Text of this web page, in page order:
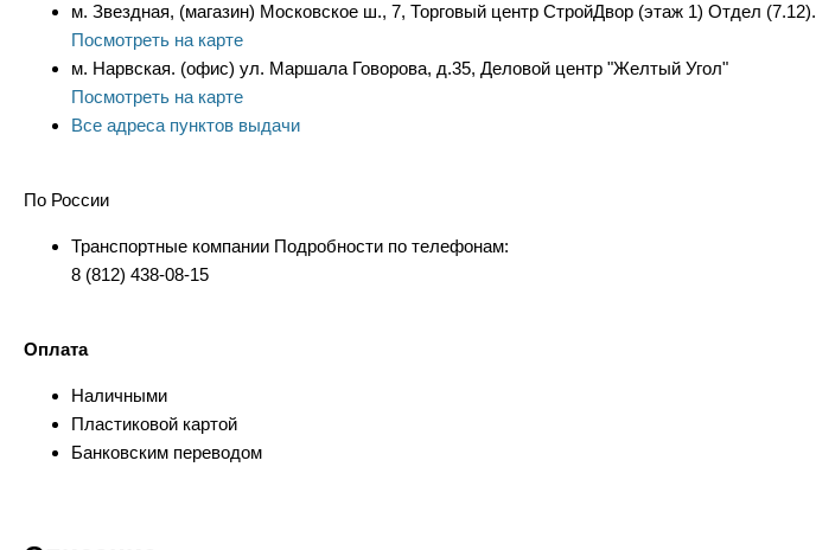
м. Звездная, (магазин) Московское ш., 7, Торговый центр СтройДвор (этаж 1) Отдел (7.12).
Посмотреть на карте
м. Нарвская. (офис) ул. Маршала Говорова, д.35, Деловой центр "Желтый Угол"
Посмотреть на карте
Все адреса пунктов выдачи
По России
Транспортные компании Подробности по телефонам:
8 (812) 438-08-15
Оплата
Наличными
Пластиковой картой
Банковским переводом